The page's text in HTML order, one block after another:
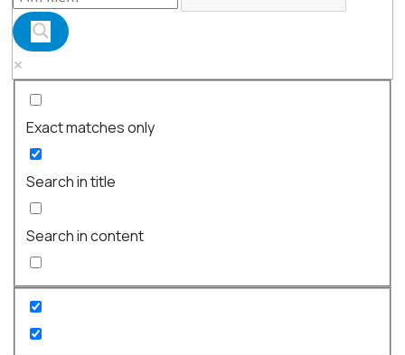
Exact matches only
Search in title
Search in content